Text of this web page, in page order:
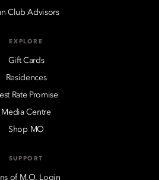
Club Advisors
EXPLORE
Gift Cards
Residences
Rate Promise
Media Centre
Shop MO
SUPPORT
of M.O. Login